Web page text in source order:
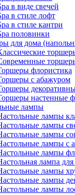
в виде свечей
в стиле лофт
в стиле кантри
половинки
для дома
флористика
с абажуром
настенные
лампы
лампы
лампы
лампы
лампы с
лампы
лампа
лампы
лампы
лампы